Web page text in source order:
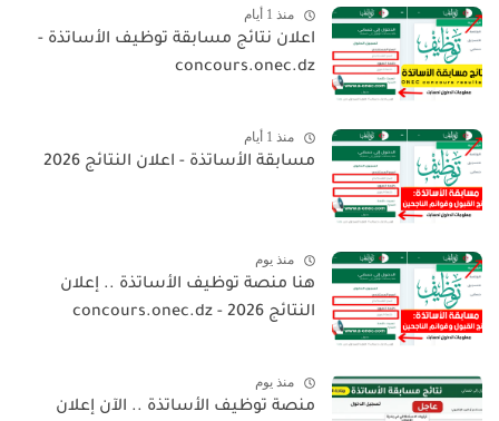
منذ 1 أيام
اعلان نتائج مسابقة توظيف الأساتذة -
concours.onec.dz
منذ 1 أيام
مسابقة الأساتذة - اعلان النتائج 2026
منذ يوم
هنا منصة توظيف الأساتذة .. إعلان
النتائج 2026 - concours.onec.dz
منذ يوم
منصة توظيف الأساتذة .. الآن إعلان